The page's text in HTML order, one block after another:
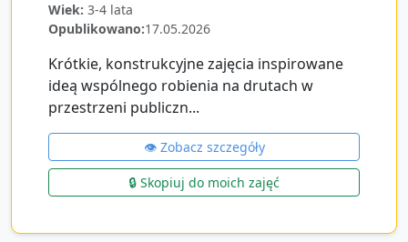
Wiek: 3-4 lata
Opublikowano:17.05.2026
Krótkie, konstrukcyjne zajęcia inspirowane
ideą wspólnego robienia na drutach w
przestrzeni publiczn...
👁️ Zobacz szczegóły
🔒 Skopiuj do moich zajęć